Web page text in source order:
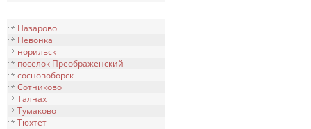
Назарово
Невонка
норильск
поселок Преображенский
сосновоборск
Сотниково
Талнах
Тумаково
Тюхтет